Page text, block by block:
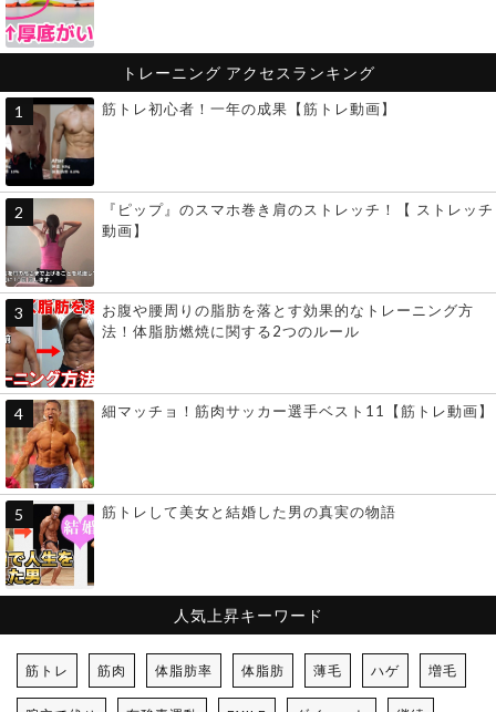
トレーニング アクセスランキング
筋トレ初心者！一年の成果【筋トレ動画】
『ピップ』のスマホ巻き肩のストレッチ！【 ストレッチ
動画】
お腹や腰周りの脂肪を落とす効果的なトレーニング方
法！体脂肪燃焼に関する2つのルール
細マッチョ！筋肉サッカー選手ベスト11【筋トレ動画】
筋トレして美女と結婚した男の真実の物語
人気上昇キーワード
筋トレ 筋肉 体脂肪率 体脂肪 薄毛 ハゲ 増毛